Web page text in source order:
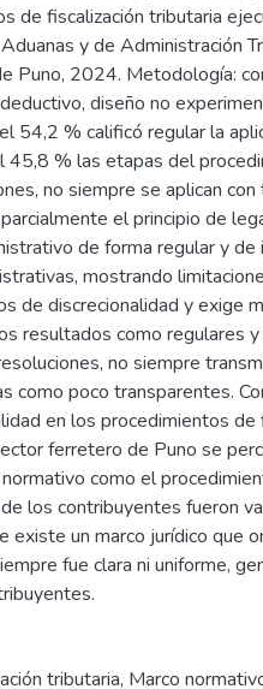
de fiscalización tributaria
y de Administración
Puno, 2024. Metodología:
diseño no
54,2 % calificó regular la
45,8 % las etapas del
no siempre se aplican con
el principio de
de forma regular y de
mostrando
de discrecionalidad y exige
resultados como regulares
no siempre
como poco transparentes.
en los procedimientos de
ferretero de Puno se
como el
los contribuyentes fueron
existe un marco jurídico que
fue clara ni uniforme,
tributaria, Marco